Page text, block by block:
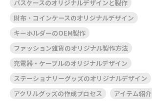
パスケースのオリジナルデザインと製作
財布・コインケースのオリジナルデザイン
キーホルダーのOEM製作
ファッション雑貨のオリジナル製作方法
充電器・ケーブルのオリジナルデザイン
ステーショナリーグッズのオリジナルデザイン
アクリルグッズの作成プロセス
アイテム紹介